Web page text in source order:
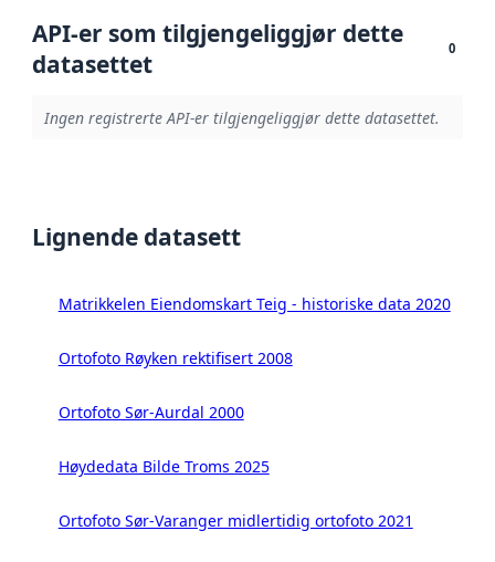
API-er som tilgjengeliggjør dette
datasettet
0
Ingen registrerte API-er tilgjengeliggjør dette datasettet.
Lignende datasett
Matrikkelen Eiendomskart Teig - historiske data 2020
Ortofoto Røyken rektifisert 2008
Ortofoto Sør-Aurdal 2000
Høydedata Bilde Troms 2025
Ortofoto Sør-Varanger midlertidig ortofoto 2021